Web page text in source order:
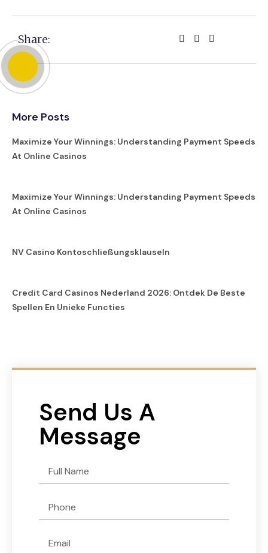
Share:
More Posts
Maximize Your Winnings: Understanding Payment Speeds
At Online Casinos
Maximize Your Winnings: Understanding Payment Speeds
At Online Casinos
NV Casino Kontoschließungsklauseln
Credit Card Casinos Nederland 2026: Ontdek De Beste
Spellen En Unieke Functies
Send Us A
Message